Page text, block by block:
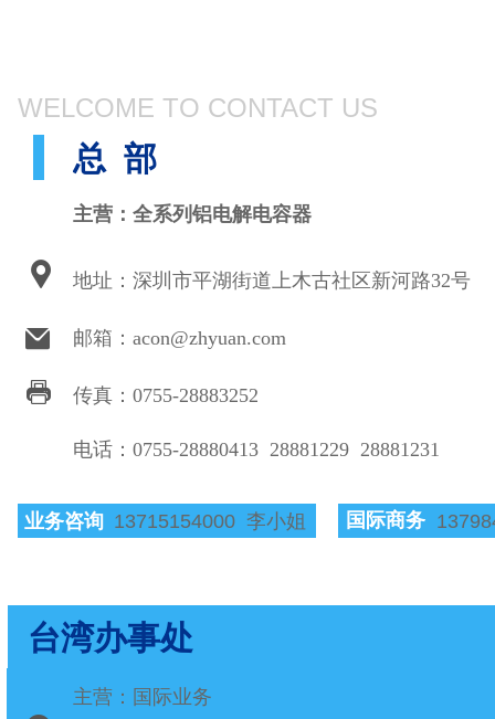
总 部
WELCOME TO CONTACT US
主营：全系列铝电解电容器
台湾办事处
主营：国际业务
业务咨询 13715154000 李小姐 国际商务
地址：深圳市平湖街道上木古社区新河路32号
邮箱：acon@zhyuan.com
电话：0755-28880413 28881229 28881231
传真：0755-28883252